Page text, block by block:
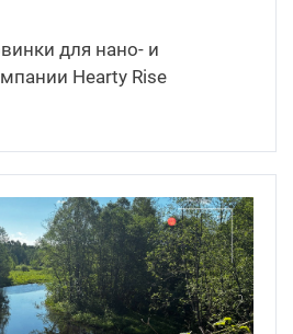
для нано- и
Hearty Rise